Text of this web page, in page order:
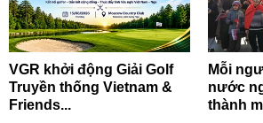
VGR khởi động Giải Golf
Truyền thống Vietnam &
Friends...
Mỗi
nước
thành